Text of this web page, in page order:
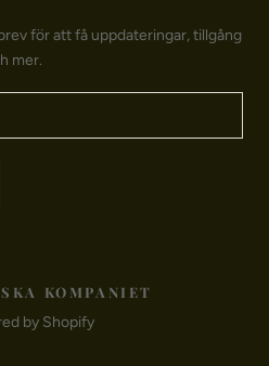
för att få uppdateringar, tillgång
mer.
KOMPANIET
by Shopify